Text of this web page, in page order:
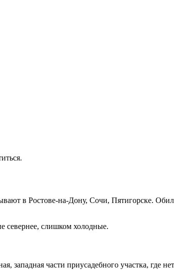
в Ростове-на-Дону, Сочи, Пятигорске.
севернее, слишком холодные.
части приусадебного участка, где